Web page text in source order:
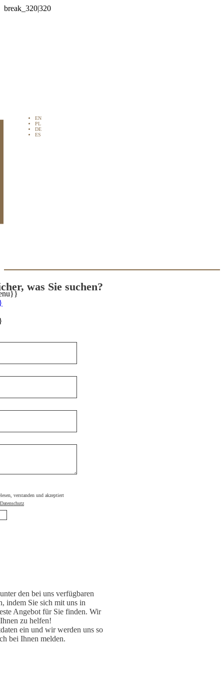
EN
PL
DE
ES
was Sie suchen?
verstanden und akzeptiert
Datenschutz
den bei uns verfügbaren
indem Sie sich mit uns in
Angebot für Sie finden. Wir
zu helfen!
ein und wir werden uns so
bei Ihnen melden.